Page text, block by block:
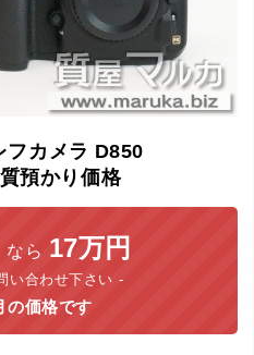
フカメラ D850
預かり価格
なら 17万円
い合わせ下さい
の価格です